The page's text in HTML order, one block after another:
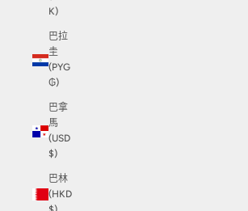
K)
巴拉
圭
(PYG
₲)
巴拿
馬
(USD
$)
巴林
(HKD